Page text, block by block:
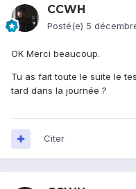
CCWH
Posté(e) 5
OK Merci beaucoup.
Tu as fait toute le suite le
tard dans la journée ?
Citer